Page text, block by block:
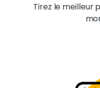
Tirez le meilleur